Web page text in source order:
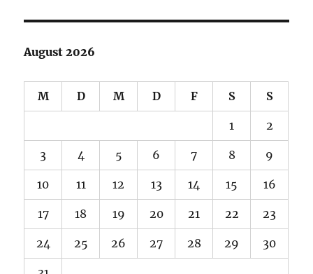
August 2026
M D M D F S S
1 2
3 4 5 6 7 8 9
10 11 12 13 14 15 16
17 18 19 20 21 22 23
24 25 26 27 28 29 30